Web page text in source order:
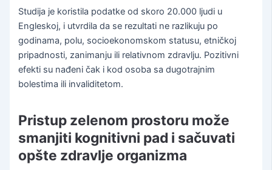
Studija je koristila podatke od skoro 20.000 ljudi u
Engleskoj, i utvrdila da se rezultati ne razlikuju po
godinama, polu, socioekonomskom statusu, etničkoj
pripadnosti, zanimanju ili relativnom zdravlju. Pozitivni
efekti su nađeni čak i kod osoba sa dugotrajnim
bolestima ili invaliditetom.
Pristup zelenom prostoru može
smanjiti kognitivni pad i sačuvati
opšte zdravlje organizma